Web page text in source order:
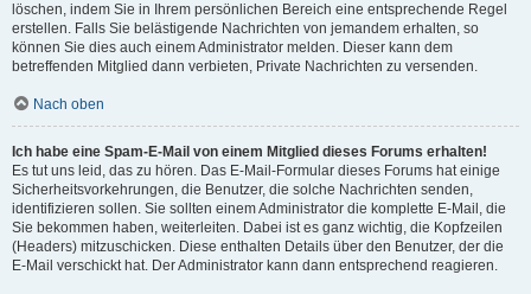
löschen, indem Sie in Ihrem persönlichen Bereich eine entsprechende Regel
erstellen. Falls Sie belästigende Nachrichten von jemandem erhalten, so
können Sie dies auch einem Administrator melden. Dieser kann dem
betreffenden Mitglied dann verbieten, Private Nachrichten zu versenden.
Nach oben
Ich habe eine Spam-E-Mail von einem Mitglied dieses Forums erhalten!
Es tut uns leid, das zu hören. Das E-Mail-Formular dieses Forums hat einige
Sicherheitsvorkehrungen, die Benutzer, die solche Nachrichten senden,
identifizieren sollen. Sie sollten einem Administrator die komplette E-Mail, die
Sie bekommen haben, weiterleiten. Dabei ist es ganz wichtig, die Kopfzeilen
(Headers) mitzuschicken. Diese enthalten Details über den Benutzer, der die
E-Mail verschickt hat. Der Administrator kann dann entsprechend reagieren.